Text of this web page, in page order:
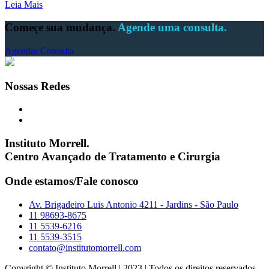
Leia Mais
Começe sua mudança. Agende uma consulta.
Agendar Consulta
Nossas Redes
Instituto Morrell.
Centro Avançado de Tratamento e Cirurgia
Onde estamos/Fale conosco
Av. Brigadeiro Luis Antonio 4211 - Jardins - São Paulo
11 98693-8675
11 5539-6216
11 5539-3515
contato@institutomorrell.com